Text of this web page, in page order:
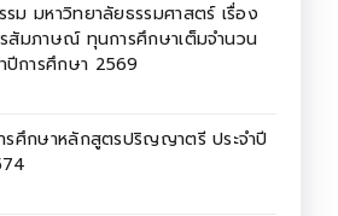
ม มหาวิทยาลัยธรรมศาสตร์ เรื่อง
สัมภาษณ์ ทุนการศึกษาเต็มจำนวน
การศึกษา 2569
รศึกษาหลักสูตรปริญญาตรี ประจำปี